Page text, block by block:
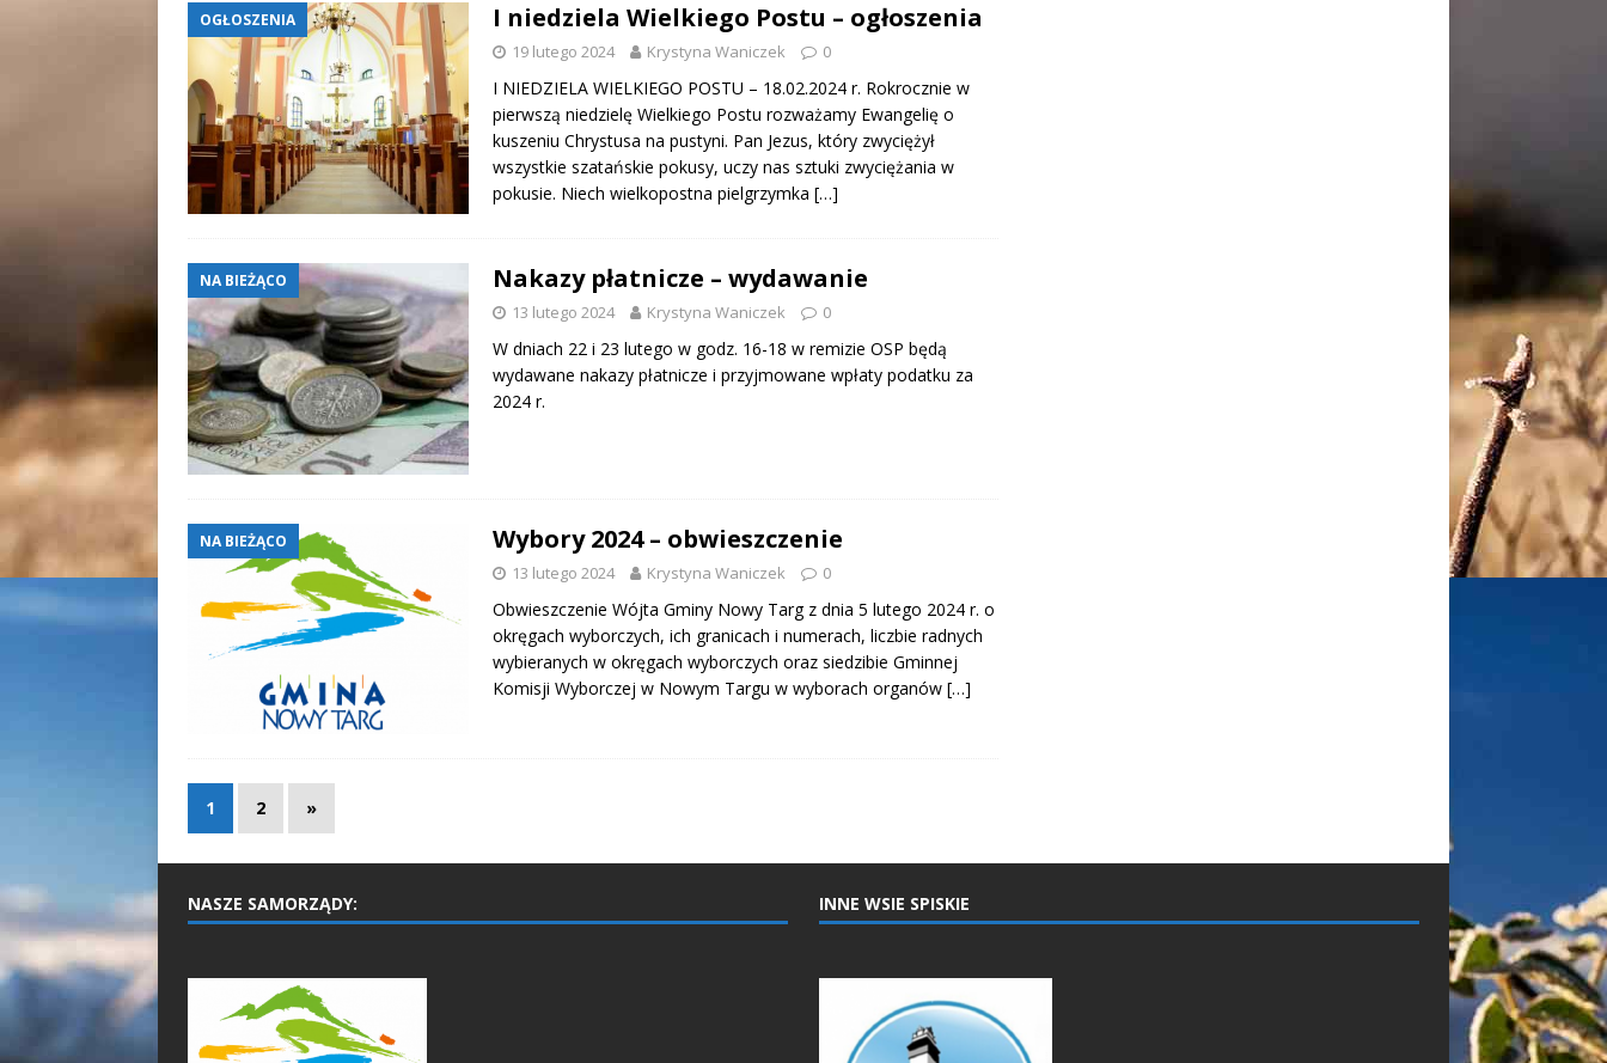
OGŁOSZENIA I niedziela Wielkiego Postu – ogłoszenia
19 lutego 2024 Krystyna Waniczek 0
I NIEDZIELA WIELKIEGO POSTU – 18.02.2024 r. Rokrocznie w
pierwszą niedzielę Wielkiego Postu rozważamy Ewangelię o
kuszeniu Chrystusa na pustyni. Pan Jezus, który zwyciężył
wszystkie szatańskie pokusy, uczy nas sztuki zwyciężania w
pokusie. Niech wielkopostna pielgrzymka […]
NA BIEŻĄCO Nakazy płatnicze – wydawanie
13 lutego 2024 Krystyna Waniczek 0
W dniach 22 i 23 lutego w godz. 16-18 w remizie OSP będą
wydawane nakazy płatnicze i przyjmowane wpłaty podatku za
2024 r.
NA BIEŻĄCO Wybory 2024 – obwieszczenie
13 lutego 2024 Krystyna Waniczek 0
Obwieszczenie Wójta Gminy Nowy Targ z dnia 5 lutego 2024 r. o
okręgach wyborczych, ich granicach i numerach, liczbie radnych
wybieranych w okręgach wyborczych oraz siedzibie Gminnej
Komisji Wyborczej w Nowym Targu w wyborach organów […]
1 2 »
NASZE SAMORZĄDY: INNE WSIE SPISKIE